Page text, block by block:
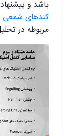
باشد و
کندهای شمعی
مربوطه در